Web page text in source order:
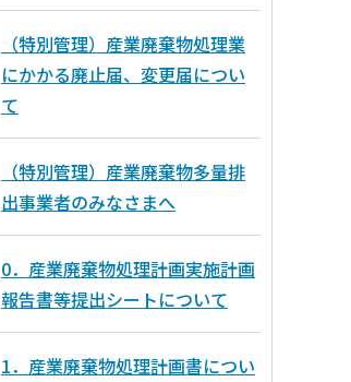
（特別管理）産業廃棄物処理業
にかかる廃止届、変更届につい
て
（特別管理）産業廃棄物多量排
出事業者のみなさまへ
0．産業廃棄物処理計画実施計画
報告書等提出シートについて
1．産業廃棄物処理計画書につい